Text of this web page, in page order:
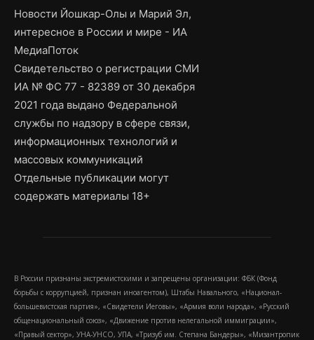
Новости Йошкар-Олы и Марий Эл,
интересное в России и мире - ИА
МедиаПоток
Свидетельство о регистрации СМИ
ИА № ФС 77 - 82389 от 30 декабря
2021 года выдано Федеральной
службы по надзору в сфере связи,
информационных технологий и
массовых коммуникаций
Отдельные публикации могут
содержать материалы 18+
В России признаны экстремистскими и запрещены организации: ФБК (Фонд
борьбы с коррупцией, признан иноагентом), Штабы Навального, «Национал-
большевистская партия», «Свидетели Иеговы», «Армия воли народа», «Русский
общенациональный союз», «Движение против нелегальной иммиграции»,
«Правый сектор», УНА-УНСО, УПА, «Тризуб им. Степана Бандеры», «Мизантропик